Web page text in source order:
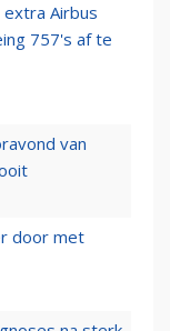
Airbus
757's af te
van
door met